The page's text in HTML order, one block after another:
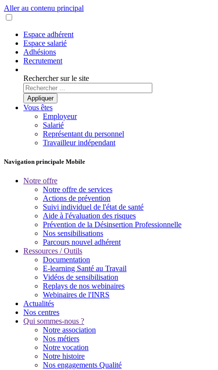
Aller au contenu principal
Espace adhérent
Espace salarié
Adhésions
Recrutement
Rechercher sur le site
Vous êtes
Employeur
Salarié
Représentant du personnel
Travailleur indépendant
Navigation principale Mobile
Notre offre
Notre offre de services
Actions de prévention
Suivi individuel de l'état de santé
Aide à l'évaluation des risques
Prévention de la Désinsertion Professionnelle
Nos sensibilisations
Parcours nouvel adhérent
Ressources / Outils
Documentation
E-learning Santé au Travail
Vidéos de sensibilisation
Replays de nos webinaires
Webinaires de l'INRS
Actualités
Nos centres
Qui sommes-nous ?
Notre association
Nos métiers
Notre vocation
Notre histoire
Nos engagements Qualité